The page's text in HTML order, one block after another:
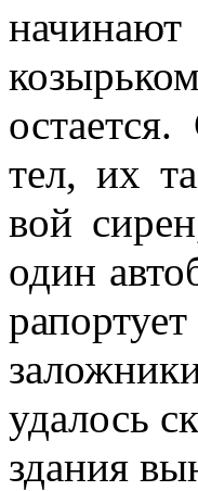
тел, их
вой
один
удалось
здания